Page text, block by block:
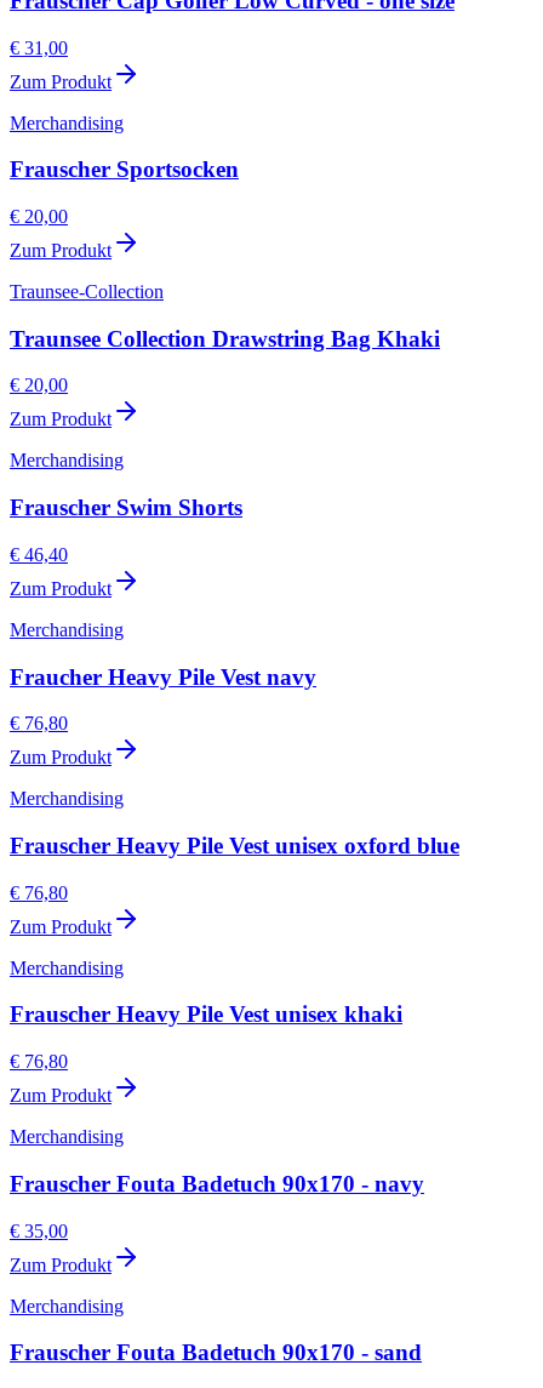
€ 31,00
Zum Produkt
Merchandising
Frauscher Sportsocken
€ 20,00
Zum Produkt
Traunsee-Collection
Traunsee Collection Drawstring Bag Khaki
€ 20,00
Zum Produkt
Merchandising
Frauscher Swim Shorts
€ 46,40
Zum Produkt
Merchandising
Fraucher Heavy Pile Vest navy
€ 76,80
Zum Produkt
Merchandising
Frauscher Heavy Pile Vest unisex oxford blue
€ 76,80
Zum Produkt
Merchandising
Frauscher Heavy Pile Vest unisex khaki
€ 76,80
Zum Produkt
Merchandising
Frauscher Fouta Badetuch 90x170 - navy
€ 35,00
Zum Produkt
Merchandising
Frauscher Fouta Badetuch 90x170 - sand